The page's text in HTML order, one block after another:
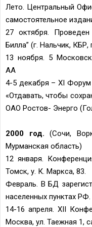
Лето. Центральный
самостоятельное
27 октября.
Билла” (г. Нальчик, КБР,
13 ноября. 5
АА
4-5 декабря – XI
«Отдавать, чтобы
ОАО Ростов- Энерго
2000 год.(Сочи,
Мурманская область)
12 января.
Томск, у. К. Маркса, 83.
Февраль. В БД
населенных пунктах РФ.
14-16 апреля. XII
Москва, ул. Таежная 1,